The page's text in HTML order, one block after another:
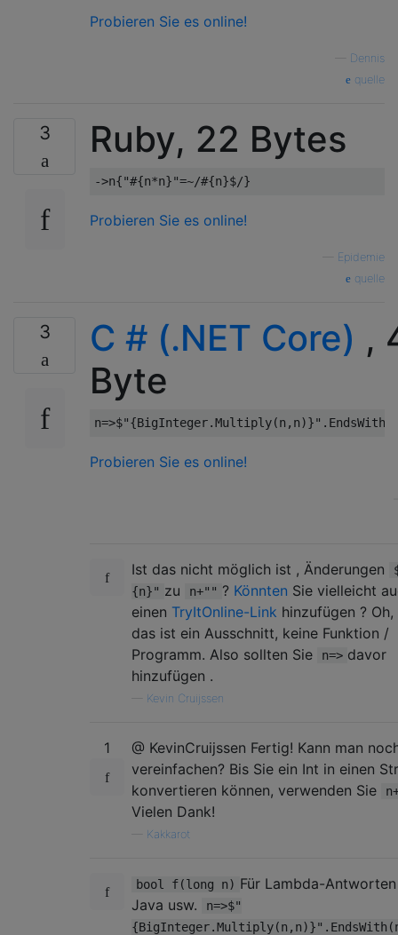
Probieren Sie es online!
Dennis
quelle
3 Ruby, 22 Bytes
->n{"#{n*n}"=~/#{n}$/}
Probieren Sie es online!
Epidemie
quelle
3 C # (.NET Core) ,
Byte
n=>$"{BigInteger.Multiply(n,n)}" . EndsWith
Probieren Sie es online!
Ist das nicht möglich ist , Änderungen
{n}" zu n+"" ? Könnten Sie vielleicht
einen TryItOnline-Link hinzufügen ? Oh,
das ist ein Ausschnitt, keine Funktion /
Programm. Also sollten Sie
n=> davor
hinzufügen .
Kevin Cruijssen
1
@ KevinCruijssen Fertig! Kann man
vereinfachen? Bis Sie ein Int in einen
konvertieren können, verwenden Sie
Vielen Dank!
Kakkarot
bool f(long n) Für Lambda-
Java usw.
n=>$"